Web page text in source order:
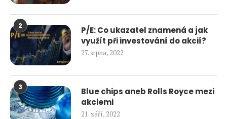
2
P/E: Co ukazatel znamená a jak
využít při investování do akcií?
27. srpna, 2022
3
Blue chips aneb Rolls Royce mezi
akciemi
21. září, 2022